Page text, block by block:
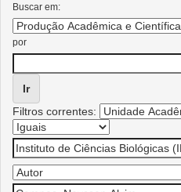
Buscar em:
por
Filtros correntes: